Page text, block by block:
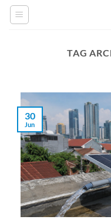
Skip
TAG
30
Jun